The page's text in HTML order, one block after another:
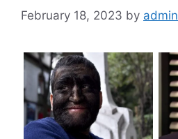
February 18, 2023 by admin